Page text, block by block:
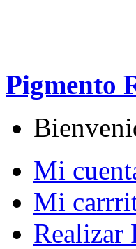
Pigmento
Mi
Mi
Realizar